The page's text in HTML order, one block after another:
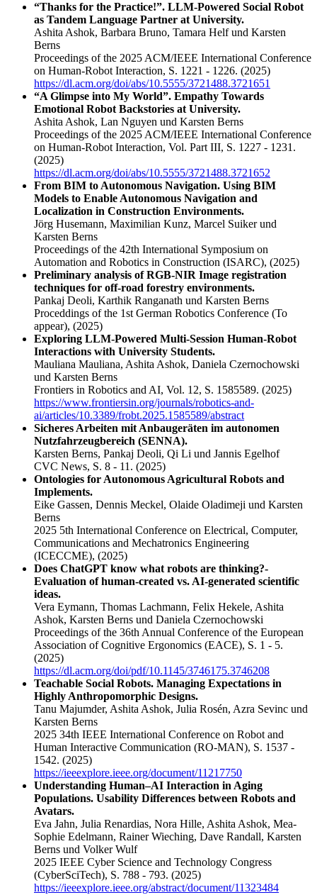
“Thanks for the Practice!”. LLM-Powered Social Robot
as Tandem Language Partner at University.
Ashita Ashok, Barbara Bruno, Tamara Helf und Karsten
Berns
Proceedings of the 2025 ACM/IEEE International Conference
on Human-Robot Interaction, S. 1221 - 1226. (2025)
https://dl.acm.org/doi/abs/10.5555/3721488.3721651
“A Glimpse into My World”. Empathy Towards
Emotional Robot Backstories at University.
Ashita Ashok, Lan Nguyen und Karsten Berns
Proceedings of the 2025 ACM/IEEE International Conference
on Human-Robot Interaction, Vol. Part III, S. 1227 - 1231.
(2025)
https://dl.acm.org/doi/abs/10.5555/3721488.3721652
From BIM to Autonomous Navigation. Using BIM
Models to Enable Autonomous Navigation and
Localization in Construction Environments.
Jörg Husemann, Maximilian Kunz, Marcel Suiker und
Karsten Berns
Proceedings of the 42th International Symposium on
Automation and Robotics in Construction (ISARC), (2025)
Preliminary analysis of RGB-NIR Image registration
techniques for off-road forestry environments.
Pankaj Deoli, Karthik Ranganath und Karsten Berns
Proceddings of the 1st German Robotics Conference (To
appear), (2025)
Exploring LLM-Powered Multi-Session Human-Robot
Interactions with University Students.
Mauliana Mauliana, Ashita Ashok, Daniela Czernochowski
und Karsten Berns
Frontiers in Robotics and AI, Vol. 12, S. 1585589. (2025)
https://www.frontiersin.org/journals/robotics-and-
ai/articles/10.3389/frobt.2025.1585589/abstract
Sicheres Arbeiten mit Anbaugeräten im autonomen
Nutzfahrzeugbereich (SENNA).
Karsten Berns, Pankaj Deoli, Qi Li und Jannis Egelhof
CVC News, S. 8 - 11. (2025)
Ontologies for Autonomous Agricultural Robots and
Implements.
Eike Gassen, Dennis Meckel, Olaide Oladimeji und Karsten
Berns
2025 5th International Conference on Electrical, Computer,
Communications and Mechatronics Engineering
(ICECCME), (2025)
Does ChatGPT know what robots are thinking?-
Evaluation of human-created vs. AI-generated scientific
ideas.
Vera Eymann, Thomas Lachmann, Felix Hekele, Ashita
Ashok, Karsten Berns und Daniela Czernochowski
Proceedings of the 36th Annual Conference of the European
Association of Cognitive Ergonomics (EACE), S. 1 - 5.
(2025)
https://dl.acm.org/doi/pdf/10.1145/3746175.3746208
Teachable Social Robots. Managing Expectations in
Highly Anthropomorphic Designs.
Tanu Majumder, Ashita Ashok, Julia Rosén, Azra Sevinc und
Karsten Berns
2025 34th IEEE International Conference on Robot and
Human Interactive Communication (RO-MAN), S. 1537 -
1542. (2025)
https://ieeexplore.ieee.org/document/11217750
Understanding Human–AI Interaction in Aging
Populations. Usability Differences between Robots and
Avatars.
Eva Jahn, Julia Renardias, Nora Hille, Ashita Ashok, Mea-
Sophie Edelmann, Rainer Wieching, Dave Randall, Karsten
Berns und Volker Wulf
2025 IEEE Cyber Science and Technology Congress
(CyberSciTech), S. 788 - 793. (2025)
https://ieeexplore.ieee.org/abstract/document/11323484